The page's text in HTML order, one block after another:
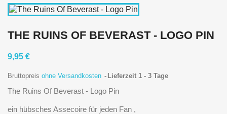
THE RUINS OF BEVERAST - LOGO PIN
9,95 €
Bruttopreis ohne Versandkosten Lieferzeit 1 - 3 Tage
The Ruins Of Beverast - Logo Pin
ein hübsches Assecoire für jeden Fan ,